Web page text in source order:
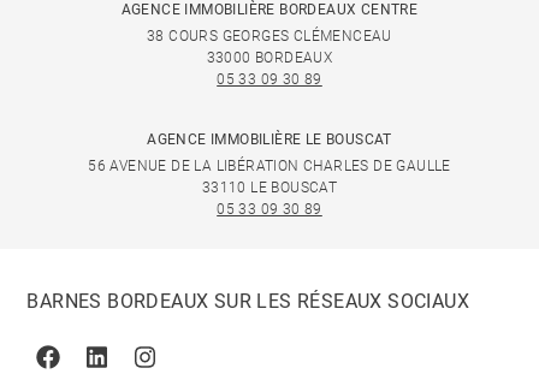
AGENCE IMMOBILIÈRE BORDEAUX CENTRE
38 COURS GEORGES CLÉMENCEAU
33000 BORDEAUX
05 33 09 30 89
AGENCE IMMOBILIÈRE LE BOUSCAT
56 AVENUE DE LA LIBÉRATION CHARLES DE GAULLE
33110 LE BOUSCAT
05 33 09 30 89
BARNES BORDEAUX SUR LES RÉSEAUX SOCIAUX
FacebookLinkedinInstagram